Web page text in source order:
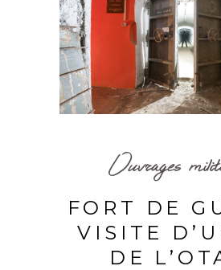
Ouvrages
FORT DE
VISITE
DE